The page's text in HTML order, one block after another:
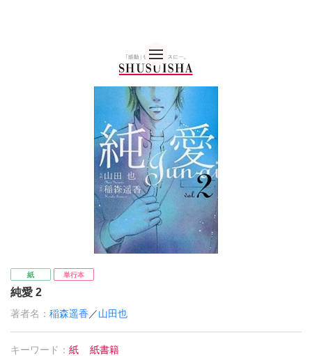
紙 単行本
純愛 2
著者名：稲森遥香／山田也
キーワード：紙
紙書籍